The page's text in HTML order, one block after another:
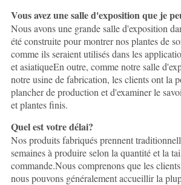
Vous avez une salle d'exposition que je
Nous avons une grande salle d'exposition
été construite pour montrer nos plantes de
comme ils seraient utilisés dans les
et asiatiqueEn outre, comme notre salle
notre usine de fabrication, les clients ont la
plancher de production et d'examiner le
et plantes finis.
Quel est votre délai?
Nos produits fabriqués prennent
semaines à produire selon la quantité et la
commande.Nous comprenons que les
nous pouvons généralement accueillir la